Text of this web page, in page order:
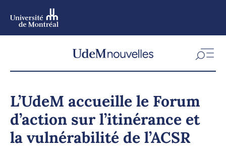
L’UdeM accueille le Forum
d’action sur l’itinérance et
la vulnérabilité de l’ACSR